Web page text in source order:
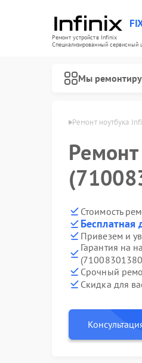
Ремонт устройств Infinix
Специализированный cервисный
Мы
Infinix в Томске Ремонт ноутбука
Стоимость
Бесплатная
Привезем и
Гарантия на
Срочный
Скидка для